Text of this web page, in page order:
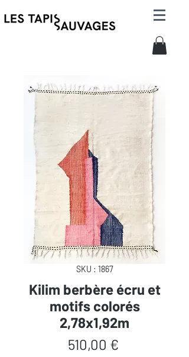
SKU : 1867
Kilim berbère écru et
motifs colorés
2,78x1,92m
510,00 €Prix